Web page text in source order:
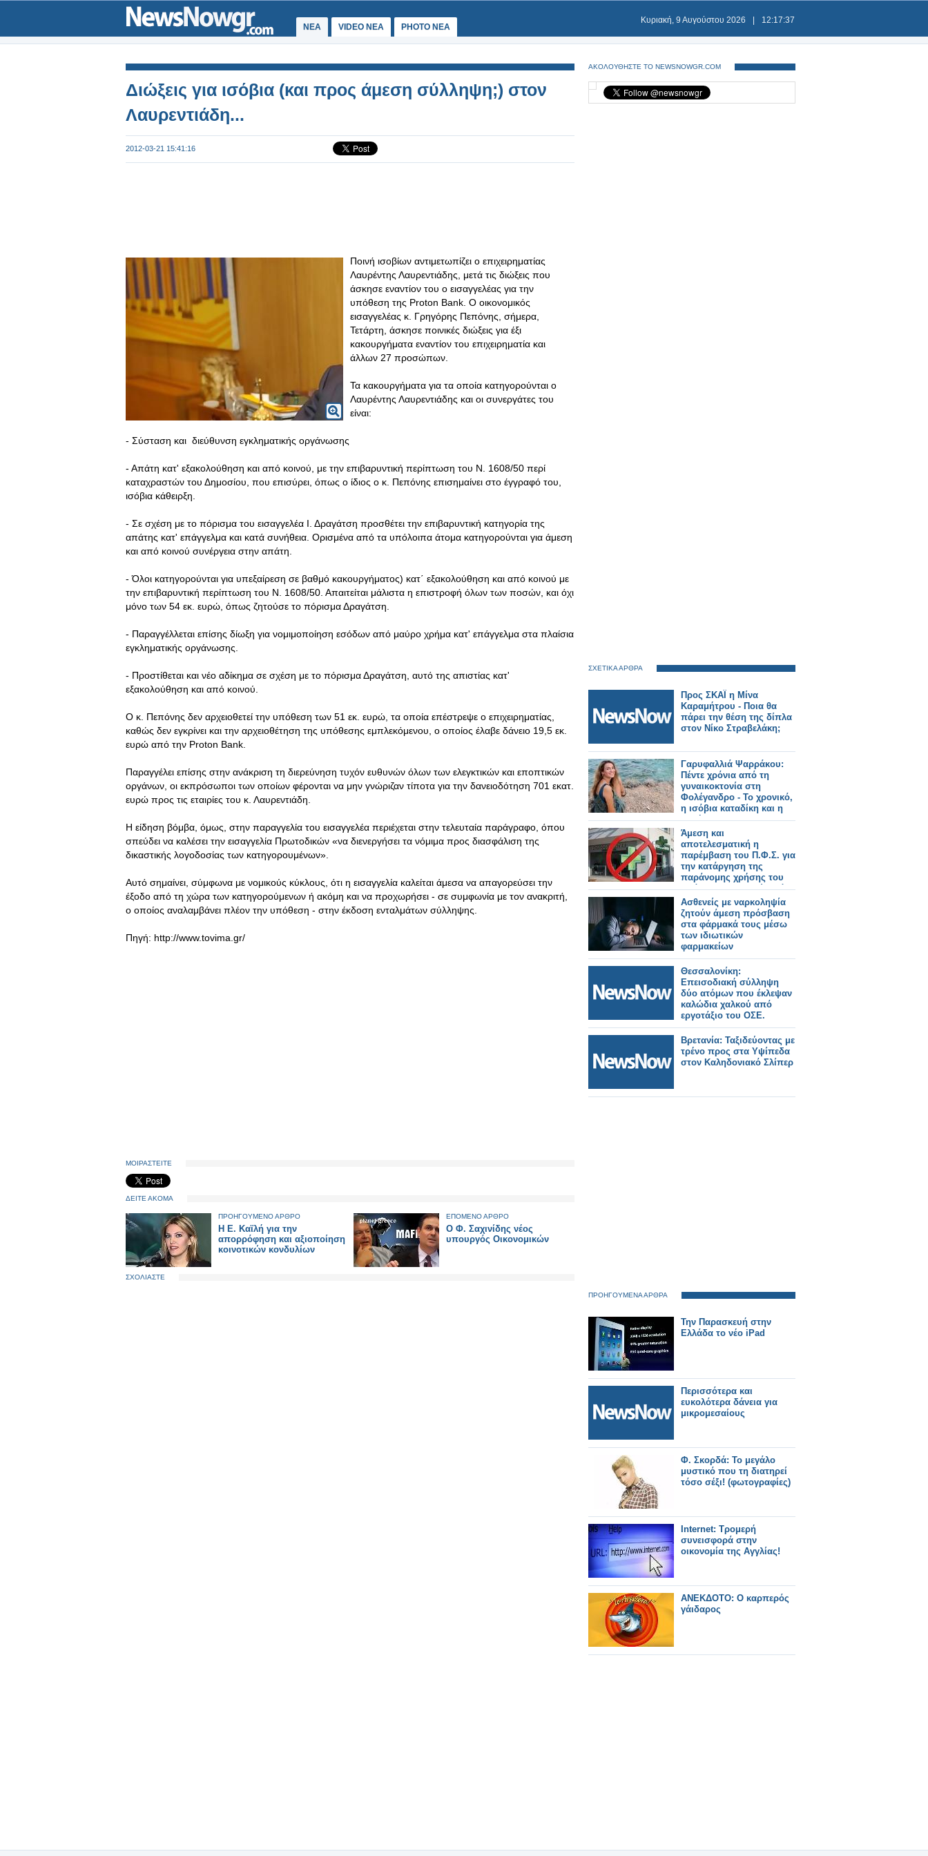
ΝΕΑ VIDEO NEA PHOTO NEA
Κυριακή, 9 Αυγούστου 2026 12:17:37
Διώξεις για ισόβια (και προς άμεση σύλληψη;) στον
Λαυρεντιάδη...
2012-03-21 15:41:16
Ποινή ισοβίων αντιμετωπίζει ο επιχειρηματίας
Λαυρέντης Λαυρεντιάδης, μετά τις διώξεις που
άσκησε εναντίον του ο εισαγγελέας για την
υπόθεση της Proton Bank. O οικονομικός
εισαγγελέας κ. Γρηγόρης Πεπόνης, σήμερα,
Τετάρτη, άσκησε ποινικές διώξεις για έξι
κακουργήματα εναντίον του επιχειρηματία και
άλλων 27 προσώπων.
Τα κακουργήματα για τα οποία κατηγορούνται ο
Λαυρέντης Λαυρεντιάδης και οι συνεργάτες του
είναι:
- Σύσταση και διεύθυνση εγκληματικής οργάνωσης
- Απάτη κατ' εξακολούθηση και από κοινού, με την επιβαρυντική περίπτωση του Ν. 1608/50 περί
καταχραστών του Δημοσίου, που επισύρει, όπως ο ίδιος ο κ. Πεπόνης επισημαίνει στο έγγραφό του,
ισόβια κάθειρξη.
- Σε σχέση με το πόρισμα του εισαγγελέα Ι. Δραγάτση προσθέτει την επιβαρυντική κατηγορία της
απάτης κατ' επάγγελμα και κατά συνήθεια. Ορισμένα από τα υπόλοιπα άτομα κατηγορούνται για άμεση
και από κοινού συνέργεια στην απάτη.
- Όλοι κατηγορούνται για υπεξαίρεση σε βαθμό κακουργήματος) κατ΄ εξακολούθηση και από κοινού με
την επιβαρυντική περίπτωση του Ν. 1608/50. Απαιτείται μάλιστα η επιστροφή όλων των ποσών, και όχι
μόνο των 54 εκ. ευρώ, όπως ζητούσε το πόρισμα Δραγάτση.
- Παραγγέλλεται επίσης δίωξη για νομιμοποίηση εσόδων από μαύρο χρήμα κατ' επάγγελμα στα πλαίσια
εγκληματικής οργάνωσης.
- Προστίθεται και νέο αδίκημα σε σχέση με το πόρισμα Δραγάτση, αυτό της απιστίας κατ'
εξακολούθηση και από κοινού.
Ο κ. Πεπόνης δεν αρχειοθετεί την υπόθεση των 51 εκ. ευρώ, τα οποία επέστρεψε ο επιχειρηματίας,
καθώς δεν εγκρίνει και την αρχειοθέτηση της υπόθεσης εμπλεκόμενου, ο οποίος έλαβε δάνειο 19,5 εκ.
ευρώ από την Proton Bank.
Παραγγέλει επίσης στην ανάκριση τη διερεύνηση τυχόν ευθυνών όλων των ελεγκτικών και εποπτικών
οργάνων, οι εκπρόσωποι των οποίων φέρονται να μην γνώριζαν τίποτα για την δανειοδότηση 701 εκατ.
ευρώ προς τις εταιρίες του κ. Λαυρεντιάδη.
Η είδηση βόμβα, όμως, στην παραγγελία του εισαγγελέα περιέχεται στην τελευταία παράγραφο, όπου
σπεύδει να καλέσει την εισαγγελία Πρωτοδικών «να διενεργήσει τα νόμιμα προς διασφάλιση της
δικαστικής λογοδοσίας των κατηγορουμένων».
Αυτό σημαίνει, σύμφωνα με νομικούς κύκλους, ότι η εισαγγελία καλείται άμεσα να απαγορεύσει την
έξοδο από τη χώρα των κατηγορούμενων ή ακόμη και να προχωρήσει - σε συμφωνία με τον ανακριτή,
ο οποίος αναλαμβάνει πλέον την υπόθεση - στην έκδοση ενταλμάτων σύλληψης.
Πηγή: http://www.tovima.gr/
ΜΟΙΡΑΣΤΕΙΤΕ
ΔΕΙΤΕ ΑΚΟΜΑ
ΠΡΟΗΓΟΥΜΕΝΟ ΑΡΘΡΟ
Η Ε. Καϊλή για την
απορρόφηση και αξιοποίηση
κοινοτικών κονδυλίων
ΕΠΟΜΕΝΟ ΑΡΘΡΟ
Ο Φ. Σαχινίδης νέος
υπουργός Οικονομικών
ΣΧΟΛΙΑΣΤΕ
ΑΚΟΛΟΥΘΗΣΤΕ ΤΟ NEWSNOWGR.COM
ΣΧΕΤΙΚΑ ΑΡΘΡΑ
Προς ΣΚΑΪ η Μίνα
Καραμήτρου - Ποια θα
πάρει την θέση της δίπλα
στον Νίκο Στραβελάκη;
Γαρυφαλλιά Ψαρράκου:
Πέντε χρόνια από τη
γυναικοκτονία στη
Φολέγανδρο - Το χρονικό,
η ισόβια καταδίκη και η
συζήτηση που
συνεχίζεται
Άμεση και
αποτελεσματική η
παρέμβαση του Π.Φ.Σ. για
την κατάργηση της
παράνομης χρήσης του
πράσινου σταυρού από
καταστήματα HONDOS
CENTER
Ασθενείς με ναρκοληψία
ζητούν άμεση πρόσβαση
στα φάρμακά τους μέσω
των ιδιωτικών
φαρμακείων
Θεσσαλονίκη:
Επεισοδιακή σύλληψη
δύο ατόμων που έκλεψαν
καλώδια χαλκού από
εργοτάξιο του ΟΣΕ.
Βρετανία: Ταξιδεύοντας με
τρένο προς στα Υψίπεδα
στον Καληδονιακό Σλίπερ
ΠΡΟΗΓΟΥΜΕΝΑ ΑΡΘΡΑ
Την Παρασκευή στην
Ελλάδα το νέο iPad
Περισσότερα και
ευκολότερα δάνεια για
μικρομεσαίους
Φ. Σκορδά: Το μεγάλο
μυστικό που τη διατηρεί
τόσο σέξι! (φωτογραφίες)
Internet: Τρομερή
συνεισφορά στην
οικονομία της Αγγλίας!
ΑΝΕΚΔΟΤΟ: Ο καρπερός
γάιδαρος